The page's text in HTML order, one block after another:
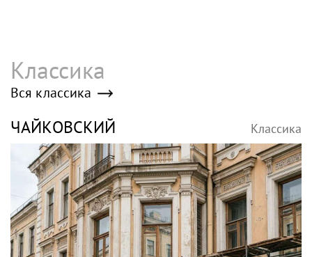
Классика
Вся классика
ЧАЙКОВСКИЙ Классика